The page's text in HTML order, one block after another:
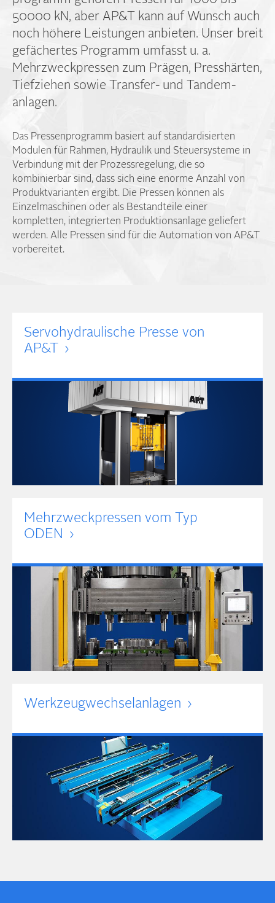
50000 kN, aber AP&T kann auf Wunsch auch
noch höhere Leistungen anbieten. Unser breit
gefächertes Programm umfasst u. a.
Mehrzweck­pressen zum Prägen, Presshärten,
Tief­ziehen sowie Transfer- und Tandem­
anlagen.
Das Pressen­programm basiert auf standardisierten
Modulen für Rahmen, Hydraulik und Steuer­systeme in
Ver­bindung mit der Prozess­regelung, die so
kombinierbar sind, dass sich eine enorme Anzahl von
Produktvarianten ergibt. Die Pressen können als
Einzelmaschinen oder als Bestand­teile einer
kompletten, integrierten Produktions­anlage geliefert
werden. Alle Pressen sind für die Automation von AP&T
vorbereitet.
Servo­hydraulische Presse von
AP&T
Mehrzweck­pressen vom Typ
ODEN
Werkzeug­wechsel­anlagen